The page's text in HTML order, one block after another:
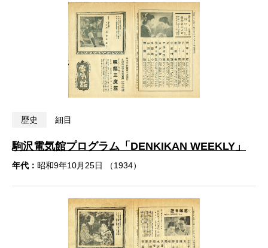
歴史 細目
駒沢電気館プログラム「DENKIKAN WEEKLY」
年代： 昭和9年10月25日 （1934）